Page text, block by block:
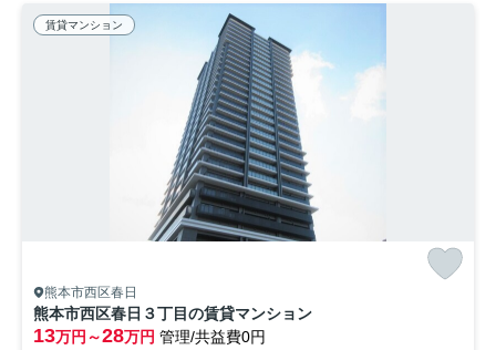
賃貸マンション
熊本市西区春日
熊本市西区春日３丁目の賃貸マンション
13万円～28万円 管理/共益費0円